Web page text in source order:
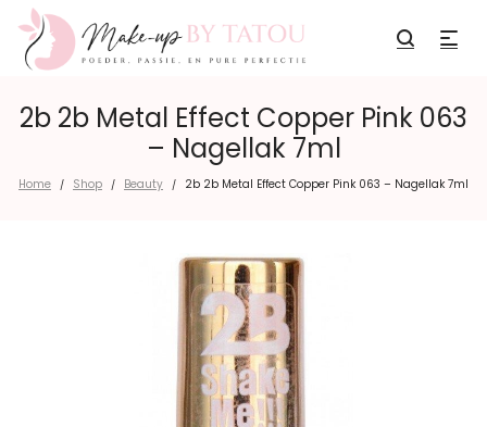
2b 2b Metal Effect Copper Pink 063
– Nagellak 7ml
Home / Shop / Beauty / 2b 2b Metal Effect Copper Pink 063 – Nagellak 7ml